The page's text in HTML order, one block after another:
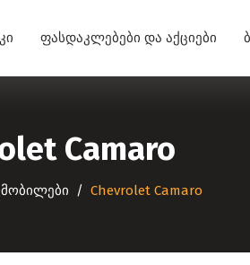
ფასდაკლებები და აქციები
Camaro
Chevrolet Camaro